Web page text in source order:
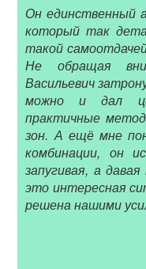
Он единственный
который так
такой
Не обращая
Васильевич
можно и дал
практичные
зон. А ещё мне
комбинации, он
запугивая, а
это интересная
решена нашими